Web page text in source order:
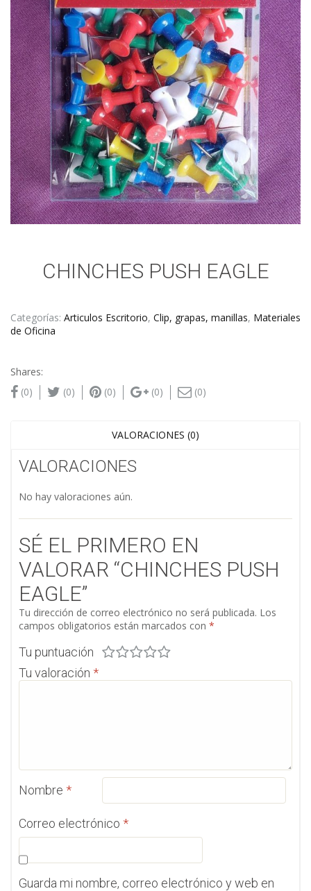
CHINCHES PUSH EAGLE
Categorías: Articulos Escritorio, Clip, grapas, manillas, Materiales
de Oficina
Shares:
(0)
(0) (0) (0) (0)
VALORACIONES (0)
VALORACIONES
No hay valoraciones aún.
SÉ EL PRIMERO EN
VALORAR “CHINCHES PUSH
EAGLE”
Tu dirección de correo electrónico no será publicada. Los
campos obligatorios están marcados con *
Tu puntuación
Tu valoración *
Nombre *
Correo electrónico *
Guarda mi nombre, correo electrónico y web en